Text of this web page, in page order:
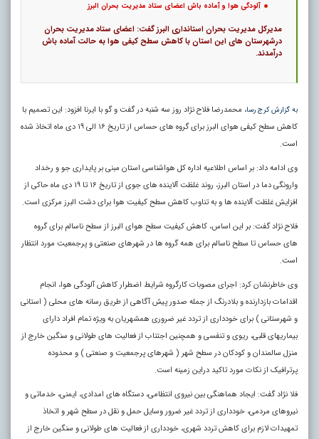
آلودگی هوا و آماده باش اعضای ستاد مدیریت بحران البرز
مدیرکل مدیریت بحران استانداری البرز گفت: اعضای ستاد مدیریت بحران
درشهرستان های این استان با کاهش سطح کیفی هوا به حالت آماده باش
درآمدند.
به گزارش کرج رسا، محمدرضا فلاح نژاد روز سه شنبه در گفت و گو با ایرنا افزود: این تصمیم با
کاهش سطح کیفی هوای البرز برای گروه های حساس از تاریخ ۱۶ الی ۱۹ دی ماه اتخاذ شده
است.
وی ادامه داد: بر اساس اطلاعیه اداره کل هواشناسی استان مبنی بر پایداری جو و رخداد
وارونگی دما در استان البرز، روند غلظت آلاینده های جوی از تاریخ ۱۶ تا ۱۹ دی ماه حاکی از
افزایش غلظت آلاینده ها و به تناوب کاهش سطح کیفیت هوا برای دشت البرز مرکزی است.
فلاح نژاد گفت: بر این اساس، کاهش کیفیت سطح هوای البرز از سطح ناسالم برای گروه
های حساس تا سطح ناسالم برای همه گروه ها در شهرهای صنعتی و پرجمعیت مورد انتظار
است.
وی خاطرنشان کرد: اجرای مصوبات کارگروه شرایط اضطرار کاهش آلودگی هوا، انجام
اقدامات بازدارنده و بلادرنگ از جمله صدور پیش آگاهی از طریق رسانه های محلی ( استانی
و شهرستانی ) برای خودداری از تردد غیر ضروری همشهریان به ویژه تمام افراد دارای
بیماریهای قلبی، ریوی و تنفسی و همچنین اجتناب از فعالیت های طولانی و سنگین خارج از
منزل سالمندان و کودکان در سطح شهر ( شهرهای پرجمعیت و صنعتی ) و محدوده
پرترافیک از نکات مورد تاکید دراین زمینه است.
فلا نژاد گفت: ایجاد هماهنگی بین نیروی انتظامی، دستگاه های امدادی، ایمنی، خدماتی و
نیروهای مردمی، خودداری از تردد غیر ضرور وسایل حمل و نقل در سطح شهر و اتخاذ
تمهیدات لازم برای کاهش تردد شهری، خودداری از فعالیت های طولانی و سنگین خارج از